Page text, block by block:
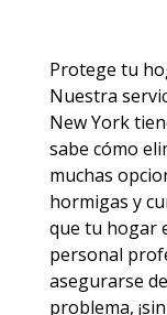
Protege tu
Nuestra
New York
sabe cómo
muchas
hormigas y
que tu hogar
personal
asegurarse
problema,